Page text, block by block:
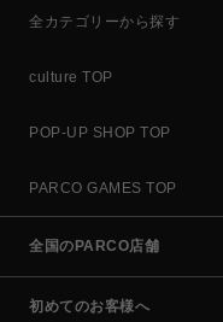
全カテゴリーから探す
culture TOP
POP-UP SHOP TOP
PARCO GAMES TOP
全国のPARCO店舗
初めてのお客様へ